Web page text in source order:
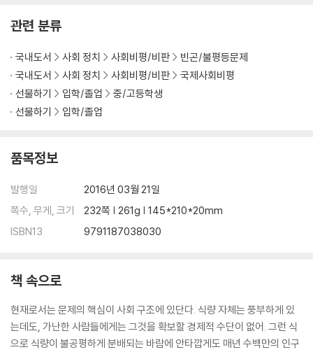
관련 분류
국내도서 사회 정치 사회비평/비판
빈곤/불평등문제
국내도서
사회 정치 사회비평/비판
국제사회비평
선물하기
입학/졸업
중/고등학생
선물하기
입학/졸업
품목정보
발행일
2016년 03월 21일
쪽수, 무게, 크기
232쪽 | 261g | 145*210*20mm
ISBN13
9791187038030
책 속으로
현재로서는 문제의 핵심이 사회 구조에 있단다. 식량 자체는 풍부하게 있
는데도, 가난한 사람들에게는 그것을 확보할 경제적 수단이 없어. 그런 식
으로 식량이 불공평하게 분배되는 바람에 안타깝게도 매년 수백만의 인구